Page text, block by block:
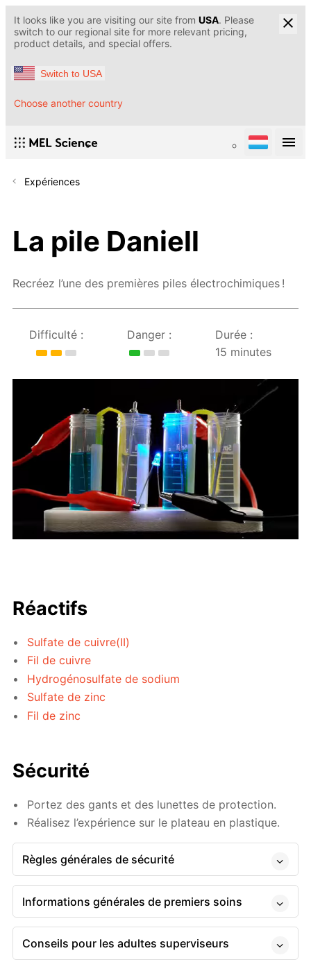
It looks like you are visiting our site from USA. Please
switch to our regional site for more relevant pricing,
product details, and special offers.
Switch to USA
Choose another country
Expériences
La pile Daniell
Recréez l’une des premières piles électrochimiques !
Difficulté : Danger :
Durée :
15 minutes
Réactifs
Sulfate de cuivre(II)
Fil de cuivre
Hydrogénosulfate de sodium
Sulfate de zinc
Fil de zinc
Sécurité
Portez des gants et des lunettes de protection.
Réalisez l’expérience sur le plateau en plastique.
Règles générales de sécurité
Informations générales de premiers soins
Conseils pour les adultes superviseurs